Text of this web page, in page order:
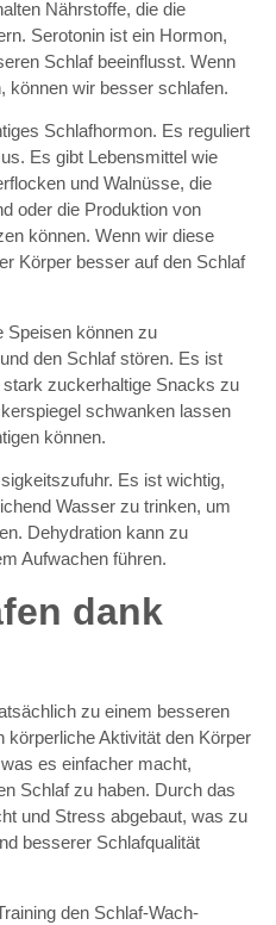
Nährstoffe, die die
Serotonin ist ein Hormon,
Schlaf beeinflusst. Wenn
können wir besser schlafen.
Schlafhormon. Es reguliert
Es gibt Lebensmittel wie
und Walnüsse, die
oder die Produktion von
können. Wenn wir diese
Körper besser auf den Schlaf
Speisen können zu
den Schlaf stören. Es ist
zuckerhaltige Snacks zu
schwanken lassen
können.
Es ist wichtig,
Wasser zu trinken, um
Dehydration kann zu
Aufwachen führen.
dank
zu einem besseren
körperliche Aktivität den Körper
es einfacher macht,
Schlaf zu haben. Durch das
und Stress abgebaut, was zu
besserer Schlafqualität
den Schlaf-Wach-